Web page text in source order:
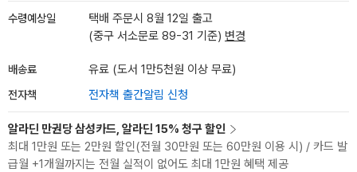
수령예상일
택배 주문시 8월 12일 출고
(중구 서소문로 89-31 기준) 변경
배송료 유료 (도서 1만5천원 이상 무료)
전자책 전자책 출간알림 신청
알라딘 만권당 삼성카드, 알라딘 15% 청구 할인
최대 1만원 또는 2만원 할인(전월 30만원 또는 60만원 이용 시) / 카드 발
급월 +1개월까지는 전월 실적이 없어도 최대 1만원 혜택 제공